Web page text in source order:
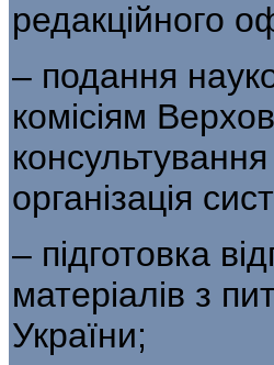
редакційного
– подання
комісіям
організація
– підготовка
матеріалів з
України;